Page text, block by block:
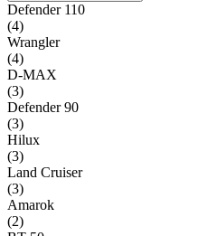
Defender 110
(4)
Wrangler
(4)
D-MAX
(3)
Defender 90
(3)
Hilux
(3)
Land Cruiser
(3)
Amarok
(2)